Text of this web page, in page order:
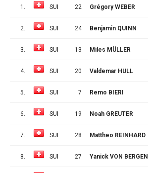
1. SUI 22 Grégory WEBER
2. SUI 24 Benjamin QUINN
3. SUI 13 Miles MÜLLER
4. SUI 20 Valdemar HULL
5. SUI 7 Remo BIERI
6. SUI 19 Noah GREUTER
7. SUI 28 Mattheo REINHARD
8. SUI 27 Yanick VON BERGEN